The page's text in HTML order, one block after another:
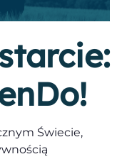
Świecie,